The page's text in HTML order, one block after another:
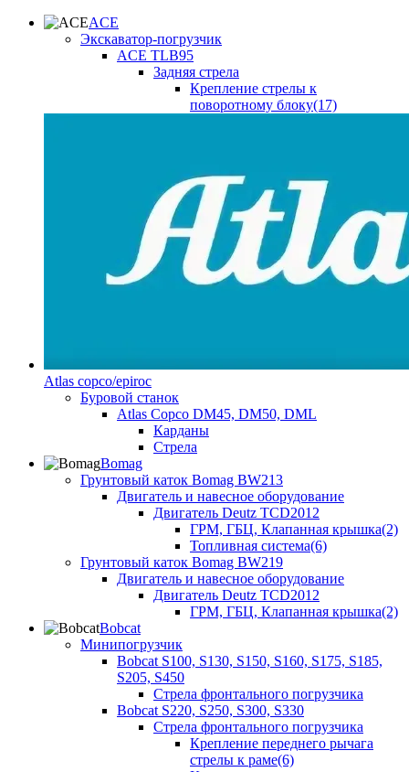
ACE
Экскаватор-погрузчик
ACE TLB95
Задняя стрела
Крепление стрелы к
поворотному блоку(17)
Atlas copco/epiroc
Буровой станок
Atlas Copco DM45, DM50, DML
Карданы
Стрела
Bomag
Грунтовый каток Bomag BW213
Двигатель и навесное оборудование
Двигатель Deutz TCD2012
ГРМ, ГБЦ, Клапанная крышка(2)
Топливная система(6)
Грунтовый каток Bomag BW219
Двигатель и навесное оборудование
Двигатель Deutz TCD2012
ГРМ, ГБЦ, Клапанная крышка(2)
Bobcat
Минипогрузчик
Bobcat S100, S130, S150, S160, S175, S185,
S205, S450
Стрела фронтального погрузчика
Bobcat S220, S250, S300, S330
Стрела фронтального погрузчика
Крепление переднего рычага
стрелы к раме(6)